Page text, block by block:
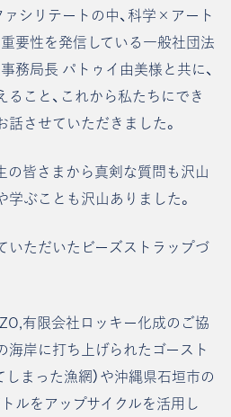
シリテートの中、科学×アート
要性を発信している一般社団法
務局長 パトゥイ由美様と共に、
ること、これから私たちにでき
話させていただきました。
の皆さまから真剣な質問も沢山
学ぶことも沢山ありました。
いただいたビーズストラップづ
有限会社ロッキー化成のご協
海岸に打ち上げられたゴースト
しまった漁網）や沖縄県石垣市の
ルをアップサイクルを活用し